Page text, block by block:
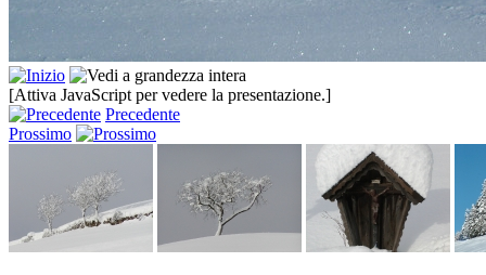
[Attiva JavaScript per vedere la presentazione.]
Precedente
Prossimo